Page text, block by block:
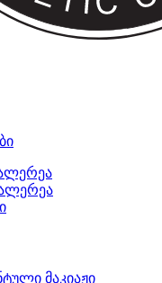
მაკიაჟი